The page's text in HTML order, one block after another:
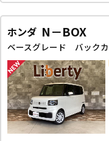
ホンダ N－BOX